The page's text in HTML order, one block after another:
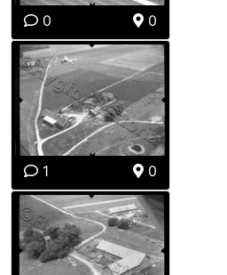
0 0
1 0